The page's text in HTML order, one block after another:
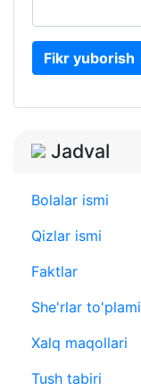
Fikr yuborish
Jadval
Bolalar ismi
Qizlar ismi
Faktlar
She'rlar to'plami
Xalq maqollari
Tush tabiri